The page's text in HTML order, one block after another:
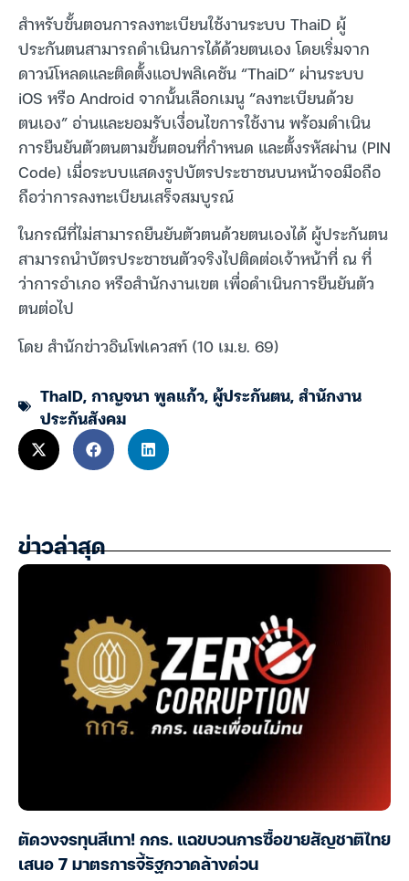
สำหรับขั้นตอนการลงทะเบียนใช้งานระบบ ThaiD ผู้
ประกันตนสามารถดำเนินการได้ด้วยตนเอง โดยเริ่มจาก
ดาวน์โหลดและติดตั้งแอปพลิเคชัน “ThaiD” ผ่านระบบ
iOS หรือ Android จากนั้นเลือกเมนู “ลงทะเบียนด้วย
ตนเอง” อ่านและยอมรับเงื่อนไขการใช้งาน พร้อมดำเนิน
การยืนยันตัวตนตามขั้นตอนที่กำหนด และตั้งรหัสผ่าน (PIN
Code) เมื่อระบบแสดงรูปบัตรประชาชนบนหน้าจอมือถือ
ถือว่าการลงทะเบียนเสร็จสมบูรณ์
ในกรณีที่ไม่สามารถยืนยันตัวตนด้วยตนเองได้ ผู้ประกันตน
สามารถนำบัตรประชาชนตัวจริงไปติดต่อเจ้าหน้าที่ ณ ที่
ว่าการอำเภอ หรือสำนักงานเขต เพื่อดำเนินการยืนยันตัว
ตนต่อไป
โดย สำนักข่าวอินโฟเควสท์ (10 เม.ย. 69)
ThaID,กาญจนา พูลแก้ว,ผู้ประกันตน,สำนักงาน
ประกันสังคม
ข่าวล่าสุด
ตัดวงจรทุนสีเทา! กกร. แฉขบวนการซื้อขายสัญชาติไทย
เสนอ 7 มาตรการจี้รัฐกวาดล้างด่วน